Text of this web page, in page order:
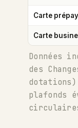
Carte
Carte
Données
des
plafonds